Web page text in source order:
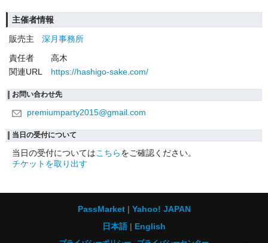
主催者情報
販売主
深月事務所
責任者
高木
関連URL
https://hashigo-sake.com/
お問い合わせ先
premiumparty2015@gmail.com
当日の受付について
当日の受付についてはこちらをご確認ください。
チケットを取り出す
PassMarket
Yahoo! JAPAN
日本語
English